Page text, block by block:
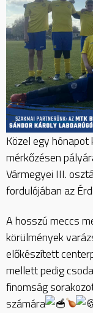
Közelegy hónapot
mérkőzésen
Vármegyei III.
fordulójában az
A hosszú meccs
körülmények
előkészített
mellett pedig
finomság
számára